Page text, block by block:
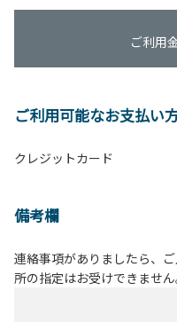
ご利用
ご利用可能なお支払い
クレジットカード
備考欄
連絡事項がありましたら、
所の指定はお受けできません